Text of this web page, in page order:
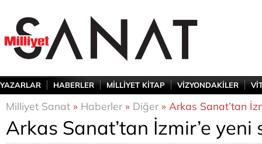
YAZARLAR HABERLER MİLLİYET KİTAP VİZYONDAKİLER
Milliyet Sanat » Haberler» Diğer» Arkas Sanat’tan
Arkas Sanat’tan İzmir’e yeni